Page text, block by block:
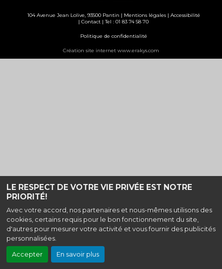
LE RESPECT DE VOTRE VIE PRIVÉE EST NOTRE
PRIORITÉ!
Avec votre accord, nos partenaires et nous-mêmes utilisons des
cookies, certains requis pour le bon fonctionnement du site,
d'autres pour mesurer votre activité et vous fournir des publicités
personnalisées.
Accepter En savoir plus
104 Avenue Jean Lolive, 93500 Pantin | Mentions légales| Accessibilité
| Contact | Tel : 01 83 74 58 70
Politique de confidentialité
Création site internet www.erakys.com